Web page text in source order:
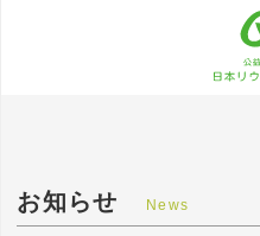
お知らせ News